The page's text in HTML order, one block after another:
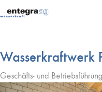
Wasserkraftwerk
Geschäfts- und